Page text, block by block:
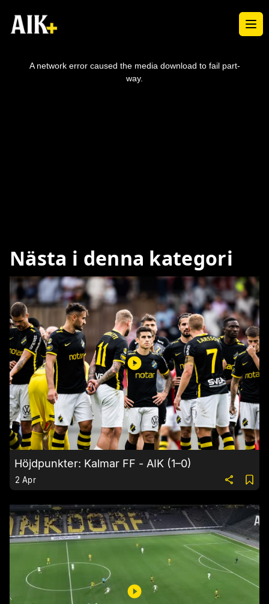
A network error caused the media download to fail part-
way.
Nästa i denna kategori
Höjdpunkter: Kalmar FF - AIK (1–0)
2 Apr